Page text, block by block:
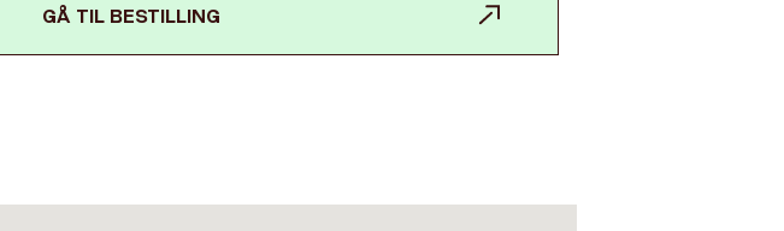
GÅ TIL BESTILLING